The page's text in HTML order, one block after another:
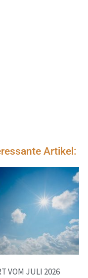
Artikel:
VOM JULI 2026